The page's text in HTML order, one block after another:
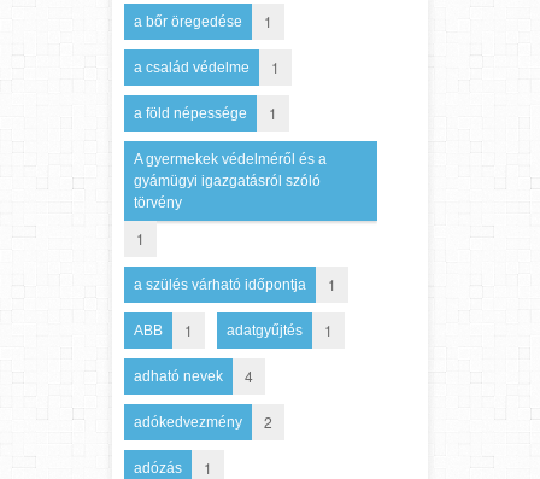
a bőr öregedése 1
a család védelme 1
a föld népessége 1
A gyermekek védelméről és a
gyámügyi igazgatásról szóló
törvény
1
a szülés várható időpontja 1
ABB 1 adatgyűjtés 1
adható nevek 4
adókedvezmény 2
adózás 1